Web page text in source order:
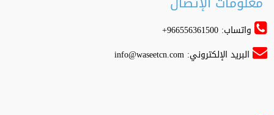
واتساب: 966556361500+
البريد الإلكتروني:info@waseetcn.com